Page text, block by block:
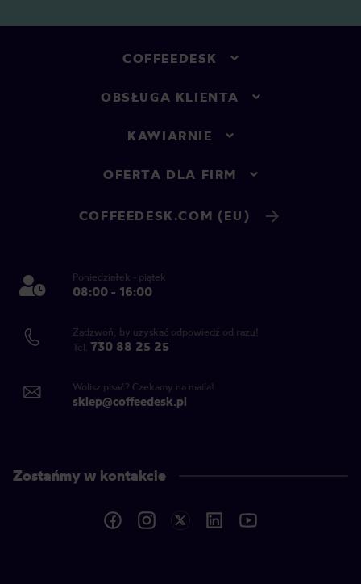
COFFEEDESK
OBSŁUGA KLIENTA
KAWIARNIE
OFERTA DLA FIRM
COFFEEDESK.COM (EU)
Poniedziałek - piątek
08:00 - 16:00
Zadzwoń, by uzyskać odpowiedź od razu!
Tel. 730 88 25 25
Wolisz pisać? Czekamy na maila!
sklep@coffeedesk.pl
Zostańmy w kontakcie